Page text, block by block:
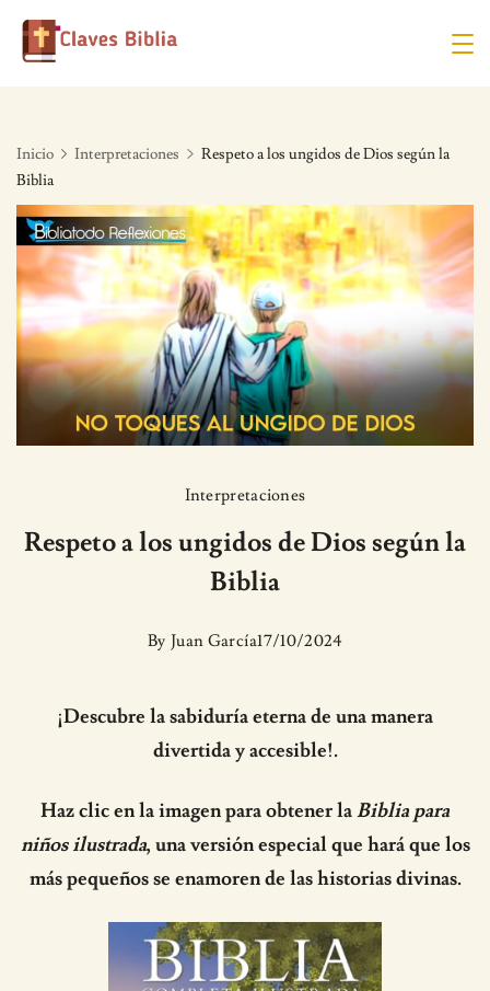
Skip
Inicio Interpretaciones
Respeto a los ungidos de Dios según la
Biblia
Interpretaciones
Respeto a los ungidos de Dios según la
Biblia
By Juan García17/10/2024
¡Descubre la sabiduría eterna de una manera
divertida y accesible!.
Haz clic en la imagen para obtener laBiblia para
niños ilustrada, una versión especial que hará que los
más pequeños se enamoren de las historias divinas.